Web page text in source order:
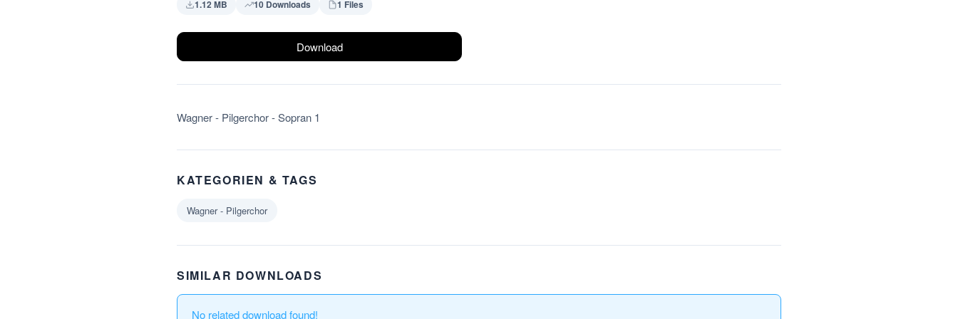
1.12 MB 10 Downloads 1 Files
Download
Wagner - Pilgerchor - Sopran 1
KATEGORIEN & TAGS
Wagner - Pilgerchor
SIMILAR DOWNLOADS
No related download found!